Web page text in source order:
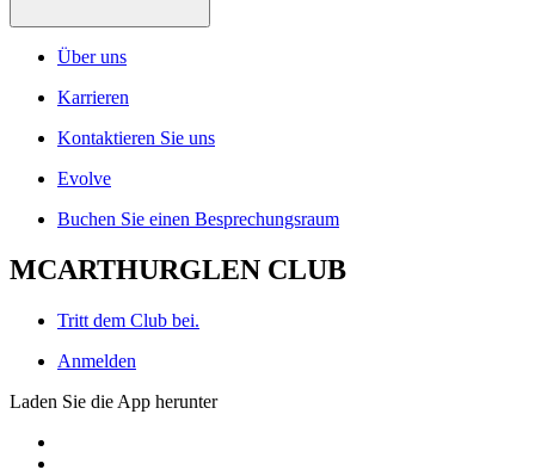
Über uns
Karrieren
Kontaktieren Sie uns
Evolve
Buchen Sie einen Besprechungsraum
MCARTHURGLEN CLUB
Tritt dem Club bei.
Anmelden
Laden Sie die App herunter